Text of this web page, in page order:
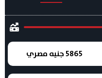
5865 جنيه مصري